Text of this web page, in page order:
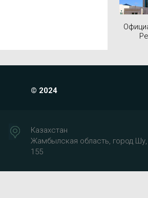
© 2024
Казахстан
Жамбылская область, город Шу,
155